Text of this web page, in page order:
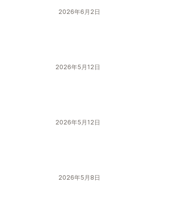
2026年6月2日
2026年5月12日
2026年5月12日
2026年5月8日